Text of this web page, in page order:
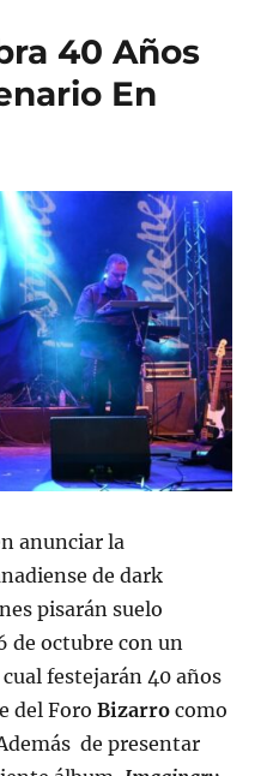
40 Años
En
anunciar la
de dark
pisarán suelo
de octubre con un
festejarán 40 años
del Foro Bizarro como
de presentar